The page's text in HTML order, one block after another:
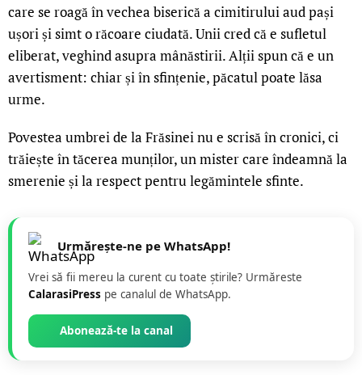
care se roagă în vechea biserică a cimitirului aud pași
ușori și simt o răcoare ciudată. Unii cred că e sufletul
eliberat, veghind asupra mânăstirii. Alții spun că e un
avertisment: chiar și în sfințenie, păcatul poate lăsa
urme.
Povestea umbrei de la Frăsinei nu e scrisă în cronici, ci
trăiește în tăcerea munților, un mister care îndeamnă la
smerenie și la respect pentru legămintele sfinte.
Urmărește-ne pe WhatsApp!
Vrei să fii mereu la curent cu toate știrile? Urmăreste
CalarasiPress pe canalul de WhatsApp.
Abonează-te la canal